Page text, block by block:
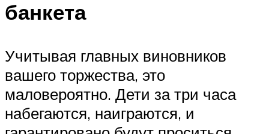
банкета
Учитывая главных виновников
вашего торжества, это
маловероятно. Дети за три часа
набегаются, наиграются, и